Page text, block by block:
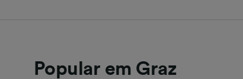
Popular em Graz